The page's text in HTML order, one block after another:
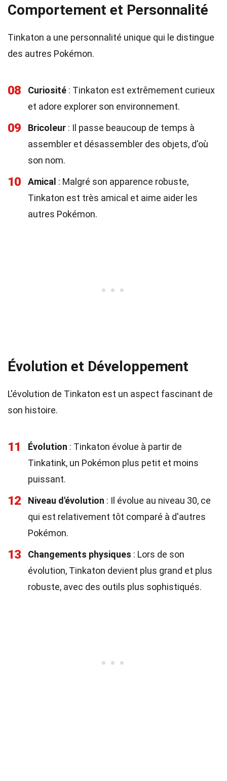
Comportement et Personnalité
Tinkaton a une personnalité unique qui le distingue
des autres Pokémon.
08 Curiosité : Tinkaton est extrêmement curieux
et adore explorer son environnement.
09 Bricoleur : Il passe beaucoup de temps à
assembler et désassembler des objets, d'où
son nom.
10 Amical : Malgré son apparence robuste,
Tinkaton est très amical et aime aider les
autres Pokémon.
Évolution et Développement
L'évolution de Tinkaton est un aspect fascinant de
son histoire.
11 Évolution : Tinkaton évolue à partir de
Tinkatink, un Pokémon plus petit et moins
puissant.
12 Niveau d'évolution : Il évolue au niveau 30, ce
qui est relativement tôt comparé à d'autres
Pokémon.
13 Changements physiques : Lors de son
évolution, Tinkaton devient plus grand et plus
robuste, avec des outils plus sophistiqués.